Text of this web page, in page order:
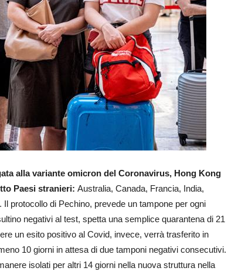
alla variante omicron del Coronavirus, Hong Kong
Paesi stranieri: Australia, Canada, Francia, India,
protocollo di Pechino, prevede un tampone per ogni
negativi al test, spetta una semplice quarantena di 21
un esito positivo al Covid, invece, verrà trasferito in
10 giorni in attesa di due tamponi negativi consecutivi.
isolati per altri 14 giorni nella nuova struttura nella